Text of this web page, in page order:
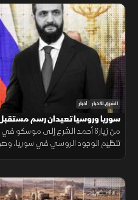
الشرق للأخبار أخبار
سوريا وروسيا تعيدان رسم مستقبل
تنظيم الوجود الروسي في سوريا،